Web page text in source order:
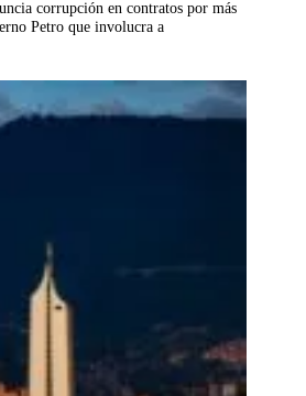
corrupción en contratos por más
Petro que involucra a